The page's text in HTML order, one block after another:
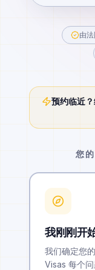
由
预约临近
您
我刚刚开
我们确定您
Visas 每个问